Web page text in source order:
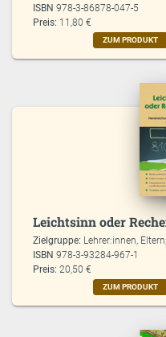
ISBN978-3-86878-047-5
Preis: 11,80 €
ZUM PRODUKT
Leichtsinn oder
Zielgruppe: Lehrer:innen,
ISBN978-3-93284-967-1
Preis: 20,50 €
ZUM PRODUKT